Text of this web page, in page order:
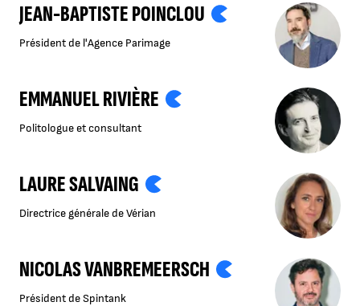
JEAN-BAPTISTE POINCLOU
Président de l'Agence Parimage
EMMANUEL RIVIÈRE
Politologue et consultant
LAURE SALVAING
Directrice générale de Vérian
NICOLAS VANBREMEERSCH
Président de Spintank